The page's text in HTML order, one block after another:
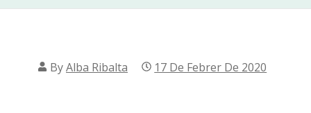
ByAlba Ribalta 17 De Febrer De 2020